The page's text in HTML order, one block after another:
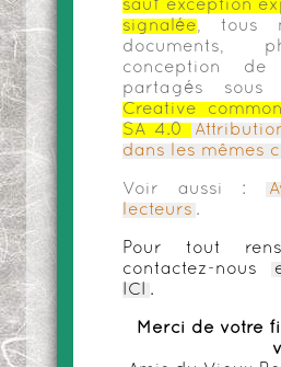
sauf exception
signalée, tous
documents,
conception
partagés
Creative
SA 4.0
dans les mêmes
Voir aussi :
lecteurs .
Pour tout
contactez-nous
ICI
.
Merci de votre